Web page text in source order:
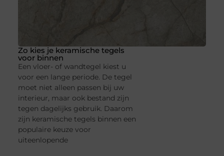
Zo kies je keramische tegels
voor binnen
Een vloer- of wandtegel kiest u
voor een lange periode. De tegel
moet niet alleen passen bij uw
interieur, maar ook bestand zijn
tegen dagelijks gebruik. Daarom
zijn keramische tegels binnen een
populaire keuze voor
uiteenlopende